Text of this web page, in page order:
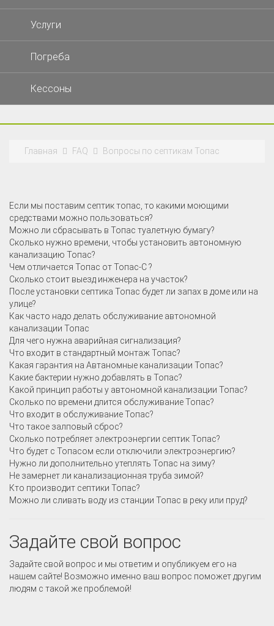
Услуги
Погреба
Кессоны
Главная FAQ Вопросы по септикам Топас
Если мы поставим септик топас, то какими моющими
средствами можно пользоваться?
Можно ли сбрасывать в Топас туалетную бумагу?
Сколько нужно времени, чтобы установить автономную
канализацию Топас?
Чем отличается Топас от Топас-С ?
Сколько стоит выезд инженера на участок?
После установки септика Топас будет ли запах в доме или на
улице?
Как часто надо делать обслуживание автономной
канализации Топас
Для чего нужна аварийная сигнализация?
Что входит в стандартный монтаж Топас?
Какая гарантия на Автаномные канализации Топас?
Какие бактерии нужно добавлять в Топас?
Какой принцип работы у автономной канализации Топас?
Сколько по времени длится обслуживание Топас?
Что входит в обслуживание Топас?
Что такое залповый сброс?
Сколько потребляет электроэнергии септик Топас?
Что будет с Топасом если отключили электроэнергию?
Нужно ли дополнительно утеплять Топас на зиму?
Не замернет ли канализационная труба зимой?
Кто производит септики Топас?
Можно ли сливать воду из станции Топас в реку или пруд?
Задайте свой вопрос
Задайте свой вопрос и мы ответим и опубликуем его на
нашем сайте! Возможно именно ваш вопрос поможет другим
людям с такой же проблемой!